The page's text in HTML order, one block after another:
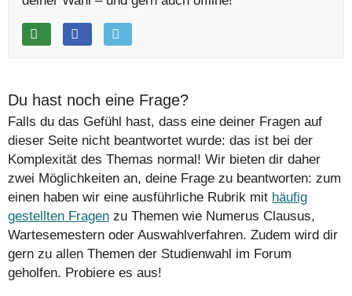
Du hast noch eine Frage?
Falls du das Gefühl hast, dass eine deiner Fragen auf
dieser Seite nicht beantwortet wurde: das ist bei der
Komplexität des Themas normal! Wir bieten dir daher
zwei Möglichkeiten an, deine Frage zu beantworten: zum
einen haben wir eine ausführliche Rubrik mit häufig
gestellten Fragen zu Themen wie Numerus Clausus,
Wartesemestern oder Auswahlverfahren. Zudem wird dir
gern zu allen Themen der Studienwahl im Forum
geholfen. Probiere es aus!